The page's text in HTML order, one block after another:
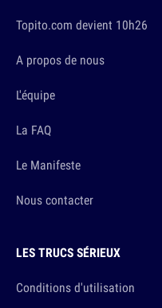
Topito.com devient 10h26
A propos de nous
L'équipe
La FAQ
Le Manifeste
Nous contacter
LES TRUCS SÉRIEUX
Conditions d'utilisation